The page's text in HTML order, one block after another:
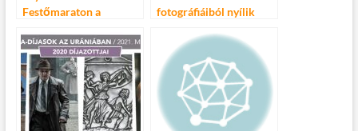
Festőmaraton a
fotográfiáiból nyílik